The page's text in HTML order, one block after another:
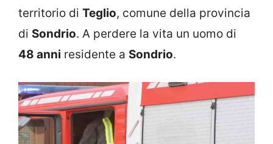
territorio di Teglio, comune della provincia
di Sondrio. A perdere la vita un uomo di
48 anni residente a Sondrio.